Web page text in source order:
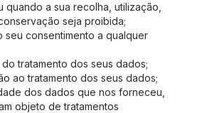
quando a sua recolha, utilização,
seja proibida;
seu consentimento a qualquer
tratamento dos seus dados;
ao tratamento dos seus dados;
dos dados que nos forneceu,
objeto de tratamentos